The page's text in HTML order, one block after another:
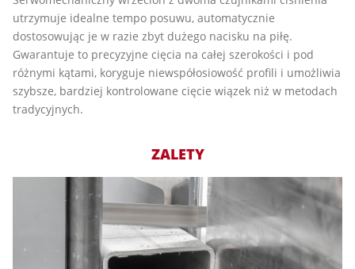
utrzymuje idealne tempo posuwu, automatycznie
dostosowując je w razie zbyt dużego nacisku na piłę.
Gwarantuje to precyzyjne cięcia na całej szerokości i pod
różnymi kątami, koryguje niewspółosiowość profili i umożliwia
szybsze, bardziej kontrolowane cięcie wiązek niż w metodach
tradycyjnych.
ZALETY